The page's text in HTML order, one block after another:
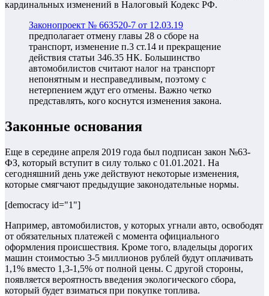
кардинальных изменений в Налоговый Кодекс РФ.
Законопроект № 663520-7 от 12.03.19
предполагает отмену главы 28 о сборе на
транспорт, изменение п.3 ст.14 и прекращение
действия статьи 346.35 НК. Большинство
автомобилистов считают налог на транспорт
непонятным и несправедливым, поэтому с
нетерпением ждут его отмены. Важно четко
представлять, кого коснутся изменения закона.
Законные основания
Еще в середине апреля 2019 года был подписан закон №63-
ФЗ, который вступит в силу только с 01.01.2021. На
сегодняшний день уже действуют некоторые изменения,
которые смягчают предыдущие законодательные нормы.
[democracy id="1"]
Например, автомобилистов, у которых угнали авто, освободят
от обязательных платежей с момента официального
оформления происшествия. Кроме того, владельцы дорогих
машин стоимостью 3-5 миллионов рублей будут оплачивать
1,1% вместо 1,3-1,5% от полной цены. С другой стороны,
появляется вероятность введения экологического сбора,
который будет взиматься при покупке топлива.